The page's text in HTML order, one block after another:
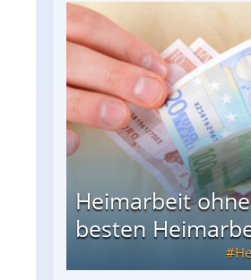
Heimarbeit
besten